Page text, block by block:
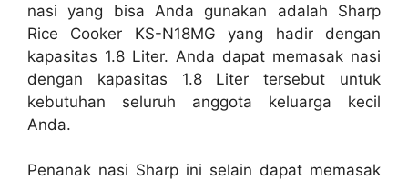
nasi yang bisa Anda gunakan adalah Sharp
Rice Cooker KS-N18MG yang hadir dengan
kapasitas 1.8 Liter. Anda dapat memasak nasi
dengan kapasitas 1.8 Liter tersebut untuk
kebutuhan seluruh anggota keluarga kecil
Anda.
Penanak nasi Sharp ini selain dapat memasak